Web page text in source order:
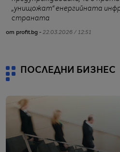
„унищожат“ енергийната
страната
от profit.bg - 22.03.2026 / 12:51
ПОСЛЕДНИ БИЗНЕС